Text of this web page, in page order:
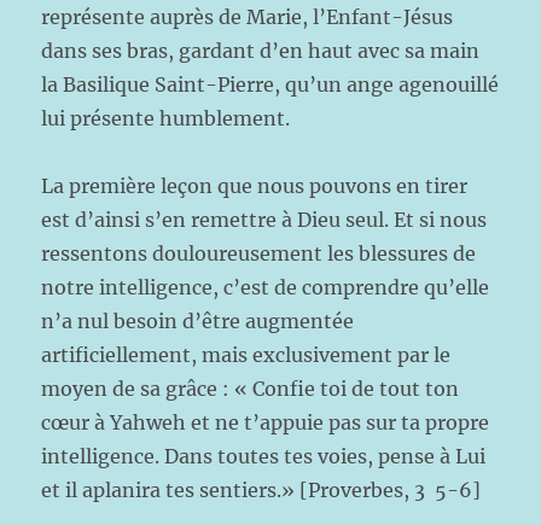
représente auprès de Marie, l’Enfant-Jésus
dans ses bras, gardant d’en haut avec sa main
la Basilique Saint-Pierre, qu’un ange agenouillé
lui présente humblement.
La première leçon que nous pouvons en tirer
est d’ainsi s’en remettre à Dieu seul. Et si nous
ressentons douloureusement les blessures de
notre intelligence, c’est de comprendre qu’elle
n’a nul besoin d’être augmentée
artificiellement, mais exclusivement par le
moyen de sa grâce : « Confie toi de tout ton
cœur à Yahweh et ne t’appuie pas sur ta propre
intelligence. Dans toutes tes voies, pense à Lui
et il aplanira tes sentiers.» [Proverbes, 3 5-6]